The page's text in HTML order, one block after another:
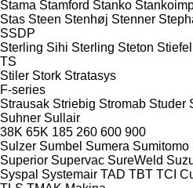
Stama Stamford Stanko
Stas Steen Stenhøj Stenner
SSDP
Sterling Sihi Sterling Steton
TS
Stiler Stork Stratasys
F-series
Strausak Striebig Stromab Studer
Suhner Sullair
38K 65K 185 260 600 900
Sulzer Sumbel Sumera Sumitomo
Superior Supervac SureWeld
Syspal Systemair TAD TBT TCI